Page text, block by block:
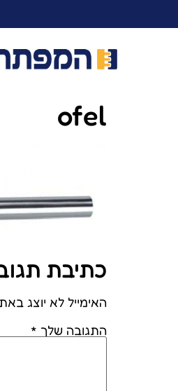
ofel
כתיבת
האימייל לא יוצג
התגובה שלך *